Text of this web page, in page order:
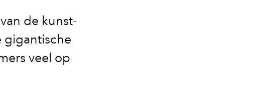
de kunst-
gigantische
veel op